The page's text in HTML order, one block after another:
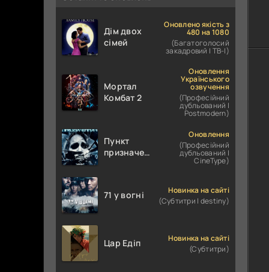
Дім двох
сімей
Оновлено якість з
480 на 1080
(Багатоголосий
закадровий | ТВ-І)
Мортал
Комбат 2
Оновлення
Українського
озвучення
(Професійний
дубльований |
Postmodern)
Пункт
призначення
Оновлення
(Професійний
дубльований |
CineType)
71 у вогні
Новинка на сайті
(Субтитри | destiny)
Цар Едіп
Новинка на сайті
(Субтитри)